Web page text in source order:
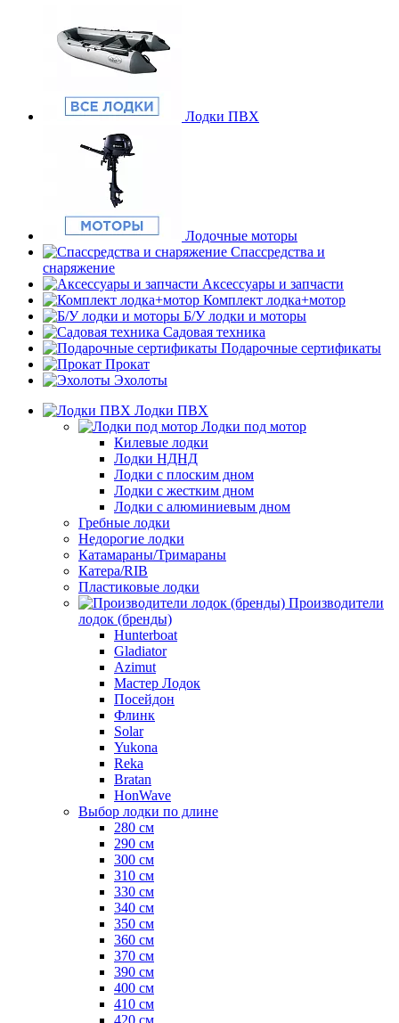
Лодки ПВХ
Лодочные моторы
Спассредства и
снаряжение
Аксессуары и запчасти
Комплект лодка+мотор
Б/У лодки и моторы
Садовая техника
Подарочные сертификаты
Прокат
Эхолоты
Лодки ПВХ
Лодки под мотор
Килевые лодки
Лодки НДНД
Лодки с плоским дном
Лодки с жестким дном
Лодки с алюминиевым дном
Гребные лодки
Недорогие лодки
Катамараны/Тримараны
Катера/RIB
Пластиковые лодки
Производители
лодок (бренды)
Hunterboat
Gladiator
Azimut
Мастер Лодок
Посейдон
Флинк
Solar
Yukona
Reka
Bratan
HonWave
Выбор лодки по длине
280 см
290 см
300 см
310 см
330 см
340 см
350 см
360 см
370 см
390 см
400 см
410 см
420 см